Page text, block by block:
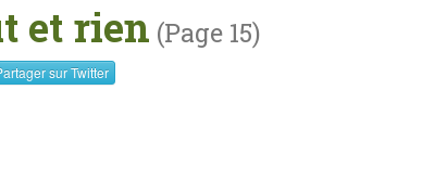
et rien (Page 15)
surTwitter